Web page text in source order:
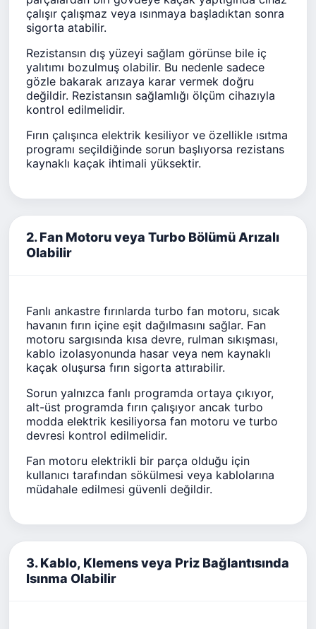
çalışır çalışmaz veya ısınmaya başladıktan sonra
sigorta atabilir.
Rezistansın dış yüzeyi sağlam görünse bile iç
yalıtımı bozulmuş olabilir. Bu nedenle sadece
gözle bakarak arızaya karar vermek doğru
değildir. Rezistansın sağlamlığı ölçüm cihazıyla
kontrol edilmelidir.
Fırın çalışınca elektrik kesiliyor ve özellikle ısıtma
programı seçildiğinde sorun başlıyorsa rezistans
kaynaklı kaçak ihtimali yüksektir.
2. Fan Motoru veya Turbo Bölümü Arızalı
Olabilir
Fanlı ankastre fırınlarda turbo fan motoru, sıcak
havanın fırın içine eşit dağılmasını sağlar. Fan
motoru sargısında kısa devre, rulman sıkışması,
kablo izolasyonunda hasar veya nem kaynaklı
kaçak oluşursa fırın sigorta attırabilir.
Sorun yalnızca fanlı programda ortaya çıkıyor,
alt-üst programda fırın çalışıyor ancak turbo
modda elektrik kesiliyorsa fan motoru ve turbo
devresi kontrol edilmelidir.
Fan motoru elektrikli bir parça olduğu için
kullanıcı tarafından sökülmesi veya kablolarına
müdahale edilmesi güvenli değildir.
3. Kablo, Klemens veya Priz Bağlantısında
Isınma Olabilir